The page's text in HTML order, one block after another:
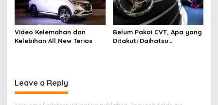
Video Kelemahan dan
Kelebihan All New Terios
Belum Pakai CVT, Apa yang
Ditakuti Daihatsu
Leave a Reply